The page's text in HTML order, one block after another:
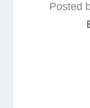
Posted